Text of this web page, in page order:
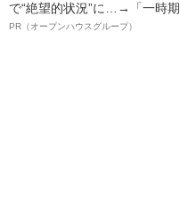
で“絶望的状況”に…→「一時期
納品3年待ち」のヒット商品を
PR（オープンハウスグループ）